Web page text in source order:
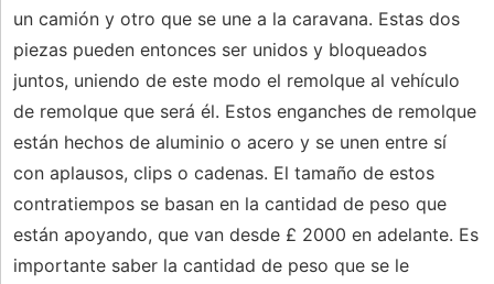
un camión y otro que se une a la caravana. Estas dos
piezas pueden entonces ser unidos y bloqueados
juntos, uniendo de este modo el remolque al vehículo
de remolque que será él. Estos enganches de remolque
están hechos de aluminio o acero y se unen entre sí
con aplausos, clips o cadenas. El tamaño de estos
contratiempos se basan en la cantidad de peso que
están apoyando, que van desde £ 2000 en adelante. Es
importante saber la cantidad de peso que se le